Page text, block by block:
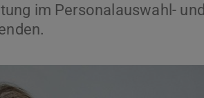
im Personalauswahl- und